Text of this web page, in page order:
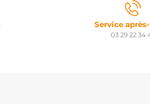
Service
03 29 22 34